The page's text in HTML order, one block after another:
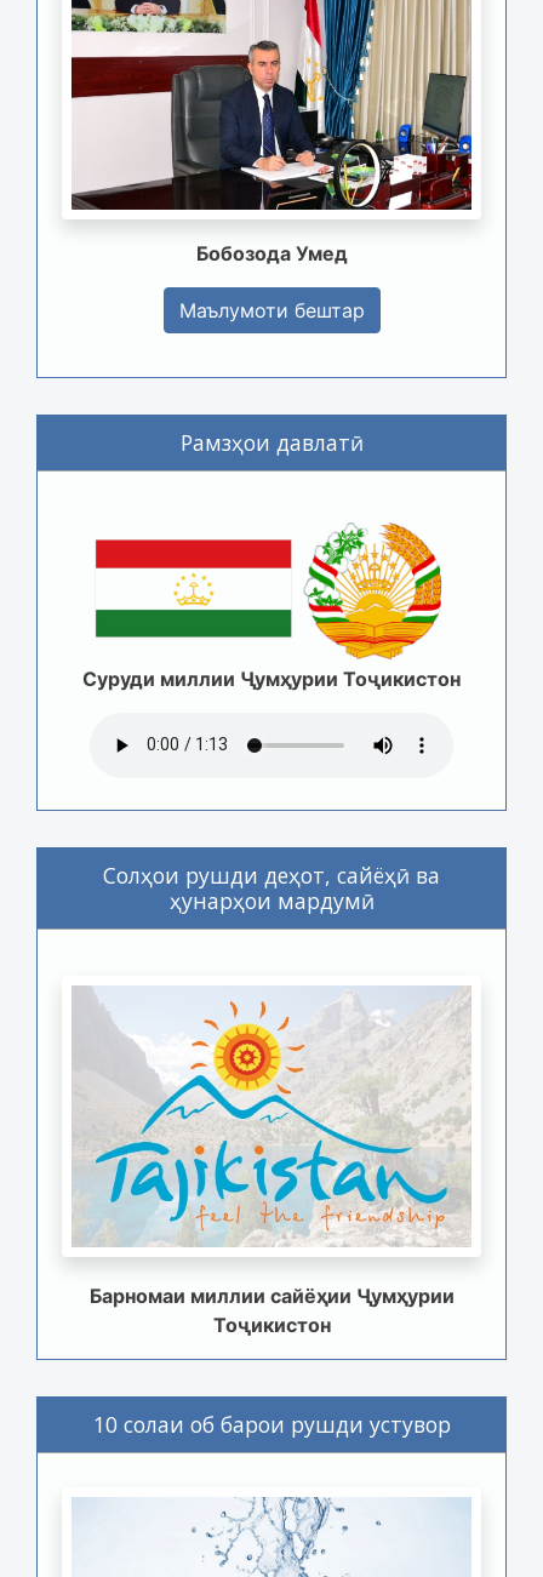
Бобозода Умед
Маълумоти бештар
Рамзҳои давлатӣ
Суруди миллии Ҷумҳурии Тоҷикистон
Солҳои рушди деҳот, сайёҳӣ ва
ҳунарҳои мардумӣ
Барномаи миллии сайёҳии Ҷумҳурии
Тоҷикистон
10 солаи об барои рушди устувор